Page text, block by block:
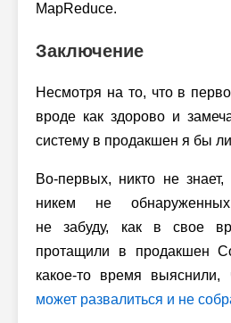
MapReduce.
Заключение
Несмотря на то, что в
вроде как здорово и
систему в продакшен я бы
Во-первых, никто не
никем не
не забуду, как в свое
протащили в продакшен
какое-то время выяснили,
может развалиться и не